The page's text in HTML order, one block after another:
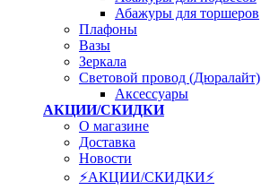
Абажуры для торшеров
Плафоны
Вазы
Зеркала
Световой провод (Дюралайт)
Аксессуары
АКЦИИ/СКИДКИ
О магазине
Доставка
Новости
⚡АКЦИИ/СКИДКИ⚡